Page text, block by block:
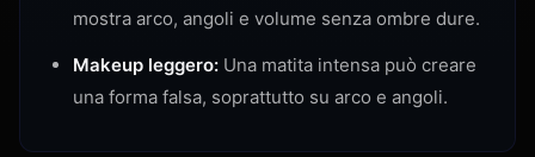
mostra arco, angoli e volume senza ombre dure.
Makeup leggero: Una matita intensa può creare
una forma falsa, soprattutto su arco e angoli.